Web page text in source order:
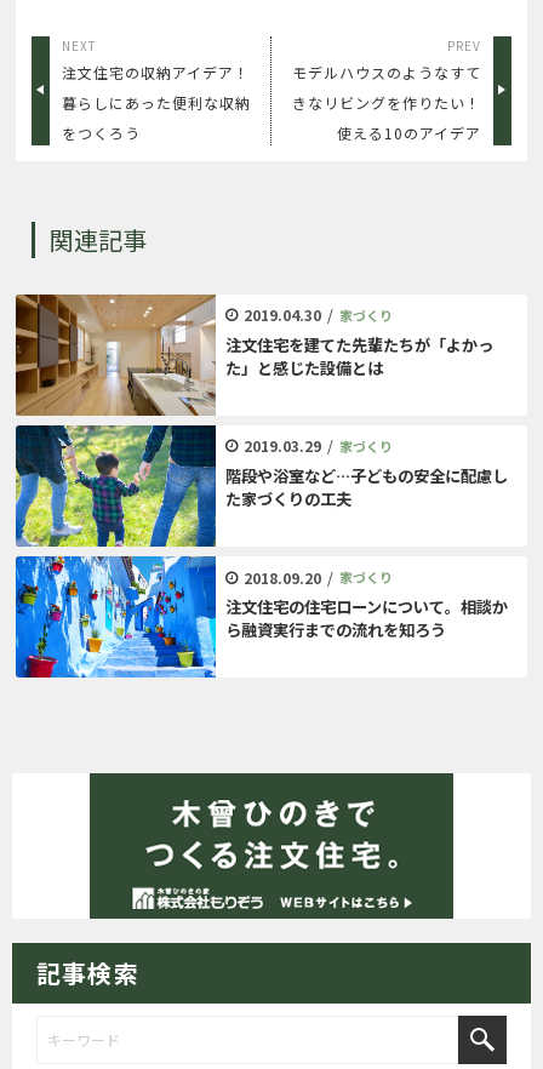
NEXT
注文住宅の収納アイデア！
暮らしにあった便利な収納
をつくろう
PREV
モデルハウスのようなすて
きなリビングを作りたい！
使える10のアイデア
関連記事
2019.04.30 / 家づくり
注文住宅を建てた先輩たちが「よかっ
た」と感じた設備とは
2019.03.29 / 家づくり
階段や浴室など…子どもの安全に配慮し
た家づくりの工夫
2018.09.20 / 家づくり
注文住宅の住宅ローンについて。相談か
ら融資実行までの流れを知ろう
記事検索